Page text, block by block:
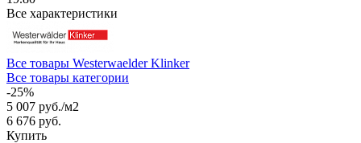
Все характеристики
Все товары Westerwaelder Klinker
Все товары категории
-25%
5 007 руб./м2
6 676 руб.
Купить